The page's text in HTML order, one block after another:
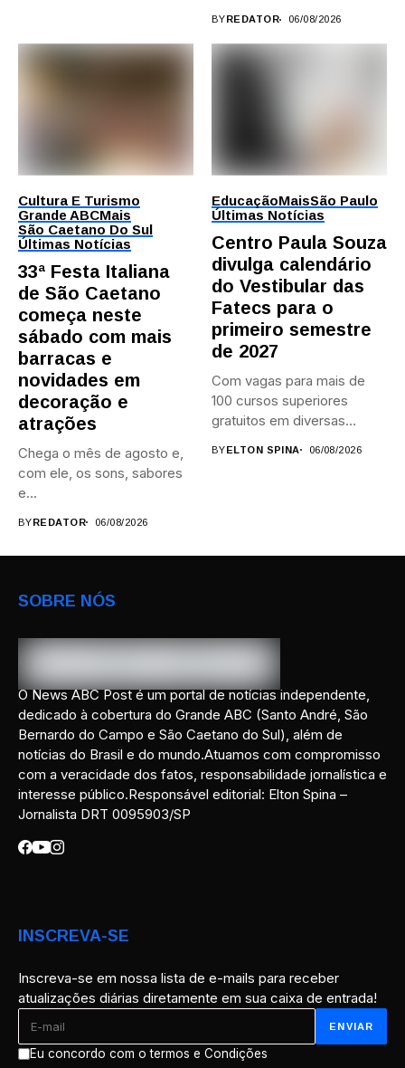
BYREDATOR 06/08/2026
Cultura E Turismo
Grande ABCMais
São Caetano Do Sul
Últimas Notícias
33ª Festa Italiana
de São Caetano
começa neste
sábado com mais
barracas e
novidades em
decoração e
atrações
Chega o mês de agosto e,
com ele, os sons, sabores
e...
BYREDATOR 06/08/2026
EducaçãoMaisSão Paulo
Últimas Notícias
Centro Paula Souza
divulga calendário
do Vestibular das
Fatecs para o
primeiro semestre
de 2027
Com vagas para mais de
100 cursos superiores
gratuitos em diversas
BYELTON SPINA 06/08/2026
SOBRE NÓS
O News ABC Post é um portal de notícias independente,
dedicado à cobertura do Grande ABC (Santo André, São
Bernardo do Campo e São Caetano do Sul), além de
notícias do Brasil e do mundo.Atuamos com compromisso
com a veracidade dos fatos, responsabilidade jornalística e
interesse público.Responsável editorial: Elton Spina –
Jornalista DRT 0095903/SP
INSCREVA-SE
Inscreva-se em nossa lista de e-mails para receber
atualizações diárias diretamente em sua caixa de entrada!
Eu concordo com o termos e Condições